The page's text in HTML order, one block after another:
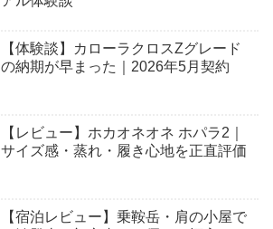
【体験談】カローラクロスZグレード
の納期が早まった｜2026年5月契約
【レビュー】ホカオネオネ ホパラ2｜
サイズ感・蒸れ・履き心地を正直評価
【宿泊レビュー】乗鞍岳・肩の小屋で